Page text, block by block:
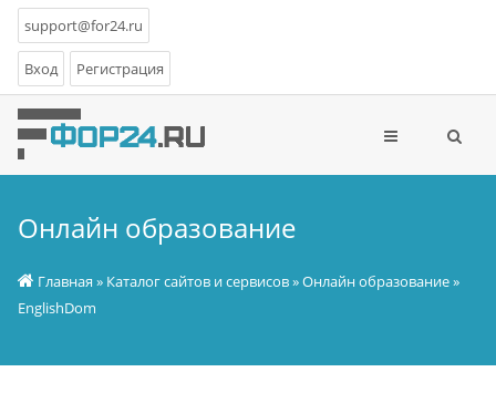
support@for24.ru
Вход Регистрация
Онлайн образование
Главная » Каталог сайтов и сервисов»Онлайн образование»
EnglishDom